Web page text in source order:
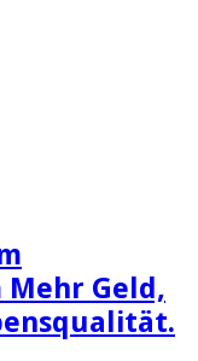
Mehr Geld,